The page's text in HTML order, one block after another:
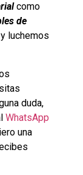
como
de
luchemos
duda,
WhatsApp
una